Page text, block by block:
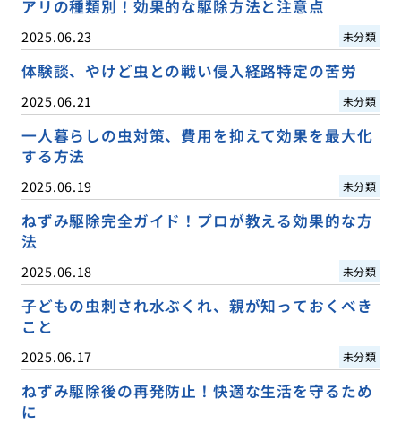
アリの種類別！効果的な駆除方法と注意点
2025.06.23 未分類
体験談、やけど虫との戦い侵入経路特定の苦労
2025.06.21 未分類
一人暮らしの虫対策、費用を抑えて効果を最大化
する方法
2025.06.19 未分類
ねずみ駆除完全ガイド！プロが教える効果的な方
法
2025.06.18 未分類
子どもの虫刺され水ぶくれ、親が知っておくべき
こと
2025.06.17 未分類
ねずみ駆除後の再発防止！快適な生活を守るため
に